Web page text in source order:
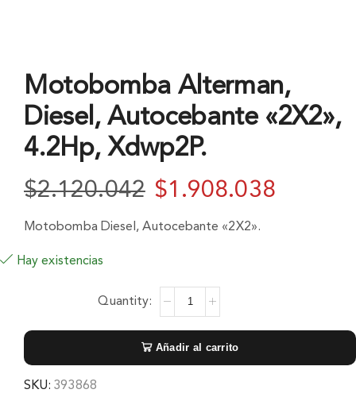
Motobomba Alterman,
Diesel, Autocebante «2X2»,
4.2Hp, Xdwp2P.
$2.120.042 $1.908.038
Motobomba Diesel, Autocebante «2X2».
Hay existencias
Añadir al carrito
SKU: 393868